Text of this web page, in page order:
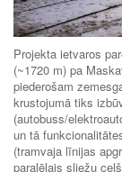
Projekta ietvaros
(~1720 m) pa
piederošam
krustojumā tiks
(autobuss/
un tā
(tramvaja līnijas
paralēlais sliežu